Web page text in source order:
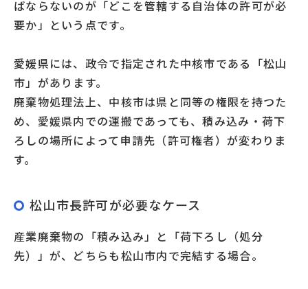
ばならないのが「どこを管轄する自治体の許可が必
要か」という点です。
愛媛県には、政令で指定された中核市である「松山
市」があります。
廃棄物処理法上、中核市は県と同等の権限を持つた
め、愛媛県内での運搬であっても、積み込み・荷下
ろしの場所によって申請先（許可権者）が変わりま
す。
松山市長許可が必要なケース
産業廃棄物の「積み込み」と「荷下ろし（処分
先）」が、どちらも松山市内で完結する場合。